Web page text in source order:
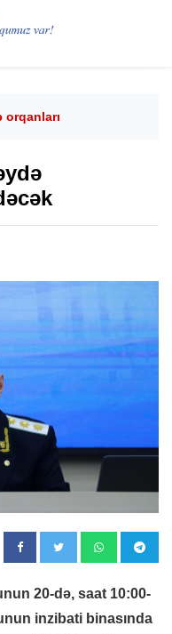
orqanları
20-də, saat 10:00-
inzibati binasında